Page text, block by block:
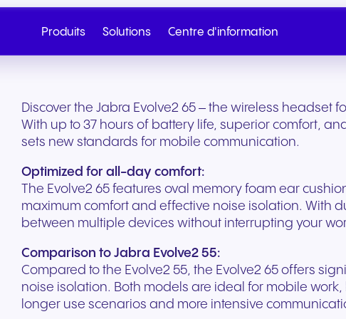
Produits
Cloud Telephony SIP Trunk
Solutions
Santé et bien-être
Commerce de détail et e-
commerce
Centre d'information
Appelez le service
Écrivez-nous
Discover the Jabra Evolve2 65 – the wireless headset
With up to 37 hours of battery life, superior comfort,
sets new standards for mobile communication.
Optimized for all-day comfort:
The Evolve2 65 features oval memory foam ear
maximum comfort and effective noise isolation. With
between multiple devices without interrupting your
Comparison to Jabra Evolve2 55:
Compared to the Evolve2 55, the Evolve2 65 offers
noise isolation. Both models are ideal for mobile
longer use scenarios and more intensive